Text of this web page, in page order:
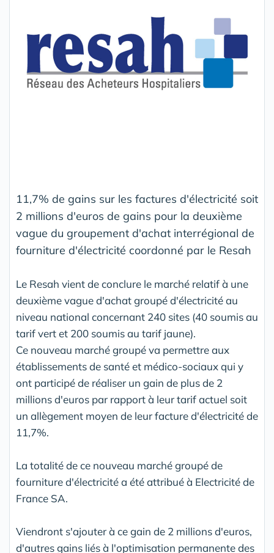
11,7% de gains sur les factures d'électricité soit
2 millions d'euros de gains pour la deuxième
vague du groupement d'achat interrégional de
fourniture d'électricité coordonné par le Resah
Le Resah vient de conclure le marché relatif à une
deuxième vague d'achat groupé d'électricité au
niveau national concernant 240 sites (40 soumis au
tarif vert et 200 soumis au tarif jaune).
Ce nouveau marché groupé va permettre aux
établissements de santé et médico-sociaux qui y
ont participé de réaliser un gain de plus de 2
millions d'euros par rapport à leur tarif actuel soit
un allègement moyen de leur facture d'électricité de
11,7%.
La totalité de ce nouveau marché groupé de
fourniture d'électricité a été attribué à Electricité de
France SA.
Viendront s'ajouter à ce gain de 2 millions d'euros,
d'autres gains liés à l'optimisation permanente des